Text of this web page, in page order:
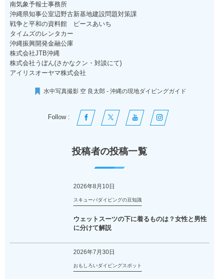
南気象予報士事務所
沖縄県知事公室辺野古新基地建設問題対策課
戦争と平和の資料館 ピースあいち
タイムズのレンタカー
沖縄振興開発金融公庫
株式会社JTB沖縄
株式会社うぼん(さかなクン・対談にて)
アイリスオーヤマ株式会社
水中写真撮影 空 良太郎 - 沖縄の現地ダイビングガイド
Follow :
投稿者の投稿一覧
2026年8月10日
スキューバダイビングの豆知識
ウェットスーツの下に着るものは？女性と男性
に分けて解説
2026年7月30日
おもしろいダイビングスポット